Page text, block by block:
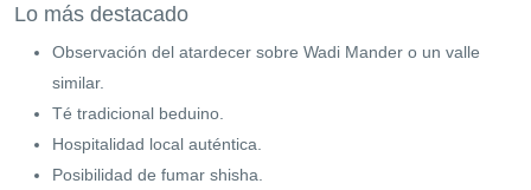
Lo más destacado
Observación del atardecer sobre Wadi Mander o un valle
similar.
Té tradicional beduino.
Hospitalidad local auténtica.
Posibilidad de fumar shisha.